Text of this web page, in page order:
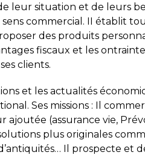
leur situation et de leurs
commercial. II établit
des produits
fiscaux et les
clients.
et les actualités
Ses missions : Il
(assurance vie,
plus originales
Il prospecte et